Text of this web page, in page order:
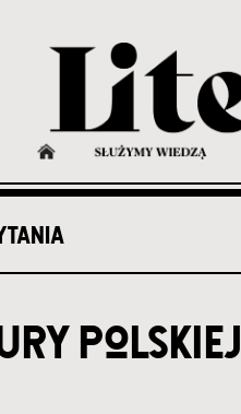
polskiej